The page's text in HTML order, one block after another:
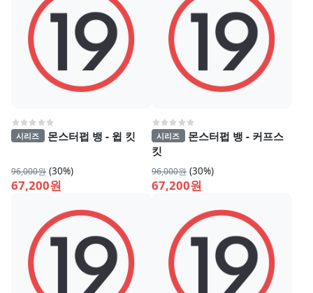
시리즈 몬스터펍 뱅 - 윕 킷
96,000원 (30%)
67,200원
시리즈
몬스터펍 뱅 - 커프스
킷
96,000원 (30%)
67,200원